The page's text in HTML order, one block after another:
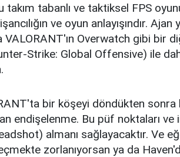
tabanlı ve taktiksel FPS
ve oyun anlayışındır. Ajan
Overwatch gibi bir
Strike: Global Offensive) ile
bir köşeyi döndükten sonra
endişelenme. Bu püf noktaları ve
almanı sağlayacaktır. Ve
zorlanıyorsan ya da